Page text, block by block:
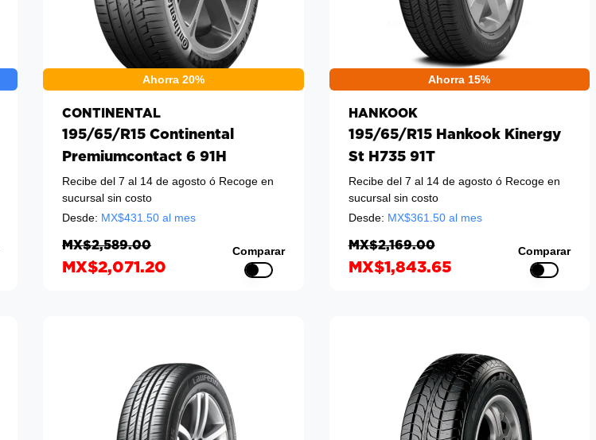
Ahorra 20%
CONTINENTAL
195/65/R15 Continental
Premiumcontact 6 91H
Recibe del 7 al 14 de agosto ó Recoge en
sucursal sin costo
Desde: MX$431.50 al mes
MX$2,589.00
MX$2,071.20
Comparar
Ahorra 15%
HANKOOK
195/65/R15 Hankook Kinergy
St H735 91T
Recibe del 7 al 14 de agostoó Recoge en
sucursal sin costo
Desde: MX$361.50al mes
MX$2,169.00
MX$1,843.65
Comparar